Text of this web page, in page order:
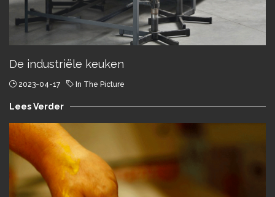
De industriële keuken
2023-04-17 In The Picture
Lees Verder